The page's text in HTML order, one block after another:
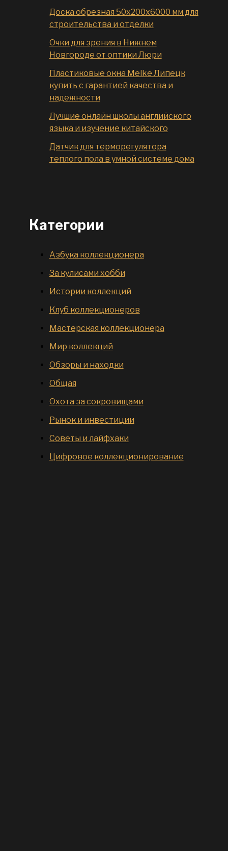
Доска обрезная 50x200x6000 мм для
строительства и отделки
Очки для зрения в Нижнем
Новгороде от оптики Люри
Пластиковые окна Melke Липецк
купить с гарантией качества и
надежности
Лучшие онлайн школы английского
языка и изучение китайского
Датчик для терморегулятора
теплого пола в умной системе дома
Категории
Азбука коллекционера
За кулисами хобби
Истории коллекций
Клуб коллекционеров
Мастерская коллекционера
Мир коллекций
Обзоры и находки
Общая
Охота за сокровищами
Рынок и инвестиции
Советы и лайфхаки
Цифровое коллекционирование